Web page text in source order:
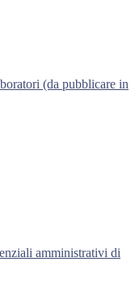
(da pubblicare in
amministrativi di